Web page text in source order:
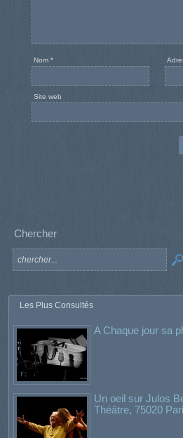
Nom *
Site web
Chercher
Les Plus Consultés
A Chaque jour sa
Un oeil sur Julos
Théâtre, 75020